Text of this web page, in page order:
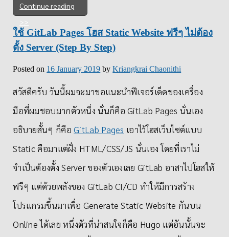
Continue reading
ใช้ GitLab Pages โฮส Static Website ฟรีๆ ไม่ต้อง
ตั้ง Server (Step By Step)
Posted on 16 January 2019 byKriangkrai Chaonithi
สวัสดีครับ วันนี้ผมจะมาขอแนะนำฟีเจอร์เด็ดของเครื่อง
มือที่ผมชอบมากตัวหนึ่ง นั่นก็คือ GitLab Pages นั่นเอง
อธิบายสั้นๆ ก็คือGitLab Pages เอาไว้โฮสเว็บไซต์แบบ
Static คือมาแต่ฝั่ง HTML/CSS/JS นั่นเอง โดยที่เราไม่
จำเป็นต้องตั้ง Server ของตัวเองเลย GitLab อาสาไปโฮสให้
ฟรีๆ แต่ด้วยพลังของ GitLab CI/CD ทำให้มีการสร้าง
โปรแกรมขึ้นมาเพื่อ Generate Static Website กันบน
Online ได้เลย หนึ่งตัวที่น่าสนใจก็คือ Hugo แต่อันนั้นจะ